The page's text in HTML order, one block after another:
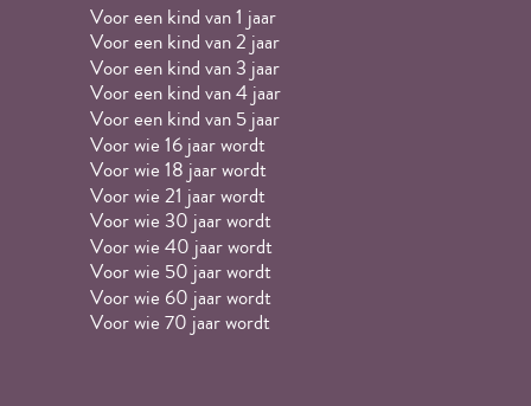
Voor een kind van 1 jaar
Voor een kind van 2 jaar
Voor een kind van 3 jaar
Voor een kind van 4 jaar
Voor een kind van 5 jaar
Voor wie 16 jaar wordt
Voor wie 18 jaar wordt
Voor wie 21 jaar wordt
Voor wie 30 jaar wordt
Voor wie 40 jaar wordt
Voor wie 50 jaar wordt
Voor wie 60 jaar wordt
Voor wie 70 jaar wordt